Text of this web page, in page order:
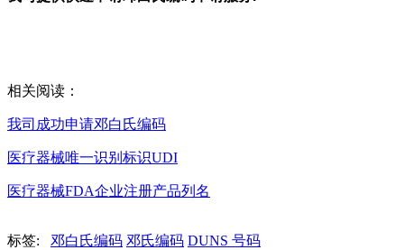
相关阅读：
我司成功申请邓白氏编码
医疗器械唯一识别标识UDI
医疗器械FDA企业注册产品列名
标签: 邓白氏编码 邓氏编码 DUNS 号码